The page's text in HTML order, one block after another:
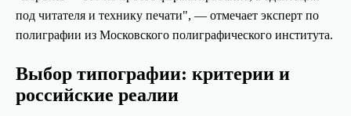
под читателя и технику печати", — отмечает эксперт по
полиграфии из Московского полиграфического института.
Выбор типографии: критерии и
российские реалии